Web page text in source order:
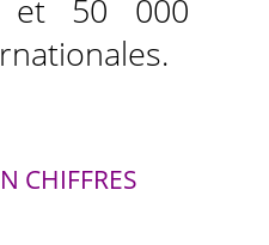
et 50 000
CHIFFRES